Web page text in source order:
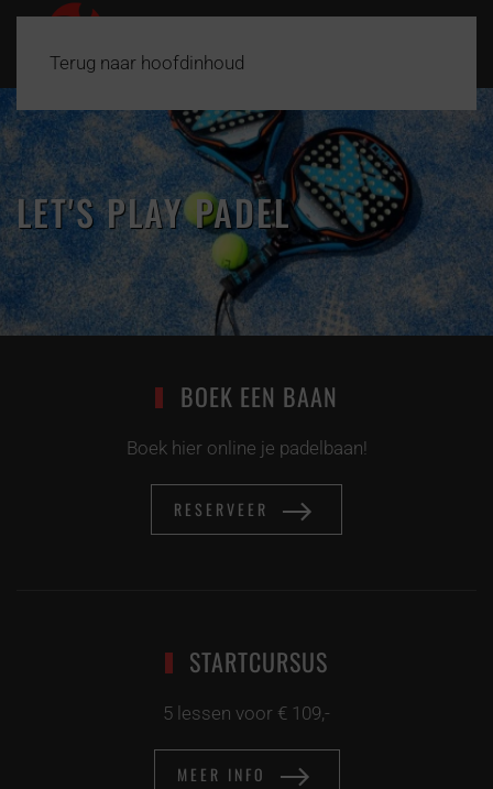
Terug naar hoofdinhoud
LET'S PLAY PADEL
BOEK EEN BAAN
Boek hier online je padelbaan!
RESERVEER
STARTCURSUS
5 lessen voor € 109,-
MEER INFO